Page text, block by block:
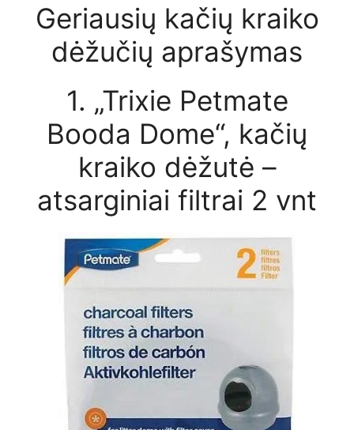
Geriausių kačių kraiko
dėžučių aprašymas
1. „Trixie Petmate
Booda Dome“, kačių
kraiko dėžutė –
atsarginiai filtrai 2 vnt